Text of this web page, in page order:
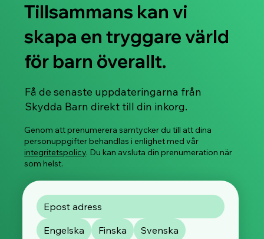
Svenskspråkiga Stop, Slow & Go™ -
distansworkshoppar som främjar barnens
känslo- och säkerhetsfärdigheter börjar i
januari 2026!
Tillsammans kan vi
skapa en tryggare värld
för barn överallt.
Få de senaste uppdateringarna från
Skydda Barn direkt till din inkorg.
Genom att prenumerera samtycker du till att dina
personuppgifter behandlas i enlighet med vår
integritetspolicy. Du kan avsluta din prenumeration när
som helst.
Engelska Finska Svenska